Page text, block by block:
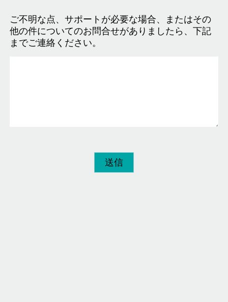
ご不明な点、サポートが必要な場合、またはその
他の件についてのお問合せがありましたら、下記
までご連絡ください。